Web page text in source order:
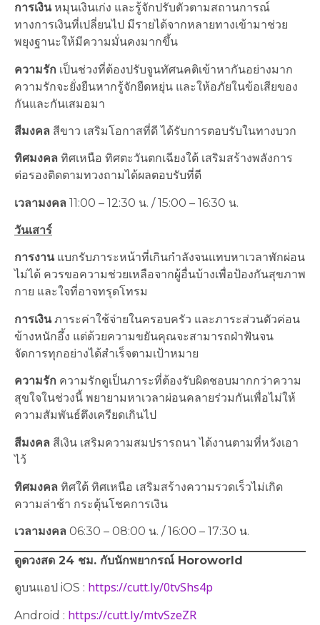
การเงินหมุนเงินเก่ง และรู้จักปรับตัวตามสถานการณ์
ทางการเงินที่เปลี่ยนไป มีรายได้จากหลายทางเข้ามาช่วย
พยุงฐานะให้มีความมั่นคงมากขึ้น
ความรัก เป็นช่วงที่ต้องปรับจูนทัศนคติเข้าหากันอย่างมาก
ความรักจะยั่งยืนหากรู้จักยืดหยุ่น และให้อภัยในข้อเสียของ
กันและกันเสมอมา
สีมงคล สีขาว เสริมโอกาสที่ดี ได้รับการตอบรับในทางบวก
ทิศมงคล ทิศเหนือ ทิศตะวันตกเฉียงใต้ เสริมสร้างพลังการ
ต่อรองติดตามทวงถามได้ผลตอบรับที่ดี
เวลามงคล 11:00 – 12:30 น. / 15:00 – 16:30 น.
วันเสาร์
การงานแบกรับภาระหน้าที่เกินกำลังจนแทบหาเวลาพักผ่อน
ไม่ได้ ควรขอความช่วยเหลือจากผู้อื่นบ้างเพื่อป้องกันสุขภาพ
กาย และใจที่อาจทรุดโทรม
การเงินภาระค่าใช้จ่ายในครอบครัว และภาระส่วนตัวค่อน
ข้างหนักอึ้ง แต่ด้วยความขยันคุณจะสามารถฝ่าฟันจน
จัดการทุกอย่างได้สำเร็จตามเป้าหมาย
ความรัก ความรักดูเป็นภาระที่ต้องรับผิดชอบมากกว่าความ
สุขใจในช่วงนี้ พยายามหาเวลาผ่อนคลายร่วมกันเพื่อไม่ให้
ความสัมพันธ์ตึงเครียดเกินไป
สีมงคล สีเงิน เสริมความสมปรารถนา ได้งานตามที่หวังเอา
ไว้
ทิศมงคล ทิศใต้ ทิศเหนือ เสริมสร้างความรวดเร็วไม่เกิด
ความล่าช้า กระตุ้นโชคการเงิน
เวลามงคล 06:30 – 08:00 น. / 16:00 – 17:30 น.
ดูดวงสด 24 ชม. กับนักพยากรณ์ Horoworld
ดูบนแอป iOS : https://cutt.ly/0tvShs4p
Android : https://cutt.ly/mtvSzeZR